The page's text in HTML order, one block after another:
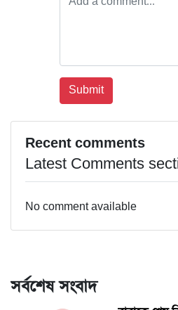
Recent comments
Latest Comments
No comment available
সর্বশেষ সংবাদ